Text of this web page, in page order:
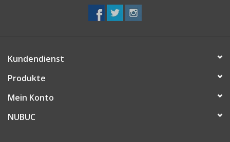
Kundendienst
Produkte
Mein Konto
NUBUC